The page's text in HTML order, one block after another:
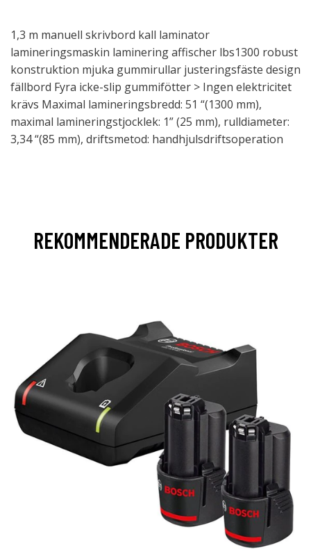
1,3 m manuell skrivbord kall laminator
lamineringsmaskin laminering affischer lbs1300 robust
konstruktion mjuka gummirullar justeringsfäste design
fällbord Fyra icke-slip gummifötter > Ingen elektricitet
krävs Maximal lamineringsbredd: 51 “(1300 mm),
maximal lamineringstjocklek: 1” (25 mm), rulldiameter:
3,34 “(85 mm), driftsmetod: handhjulsdriftsoperation
REKOMMENDERADE PRODUKTER